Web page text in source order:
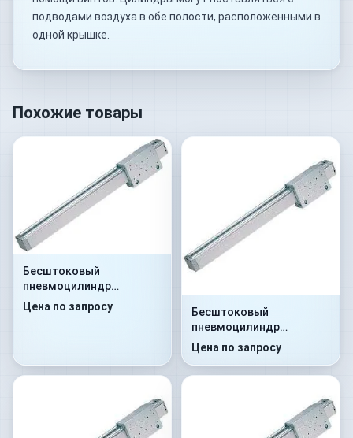
подводами воздуха в обе полости, расположенными в
одной крышке.
Похожие товары
Бесштоковый
пневмоцилиндр
52G2C25A0100
Цена по запросу
Бесштоковый
пневмоцилиндр
52G8P25A0290
Цена по запросу